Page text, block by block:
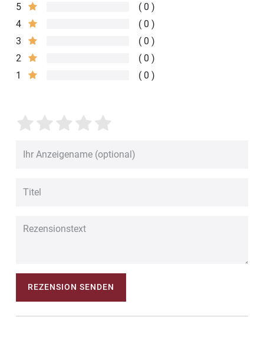
5
0
4
0
3
0
2
0
1
0
REZENSION SENDEN